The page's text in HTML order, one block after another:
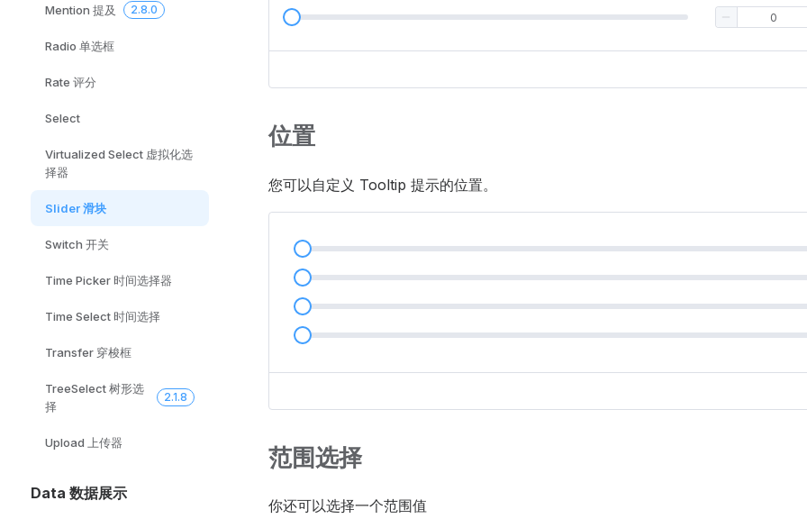
Mention 提及 2.8.0
Radio 单选框
Rate 评分
Select
Virtualized Select 虚拟化选
择器
Slider 滑块
Switch 开关
Time Picker 时间选择器
Time Select 时间选择
Transfer 穿梭框
TreeSelect 树形选
择
2.1.8
Upload 上传器
Data 数据展示
位置
您可以自定义 Tooltip 提示的位置。
范围选择
你还可以选择一个范围值